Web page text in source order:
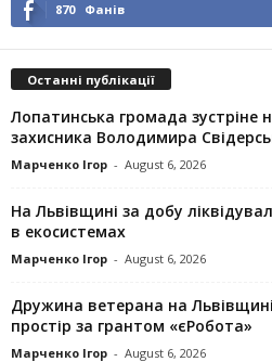
870 Фанів
Останні публікації
Лопатинська громада зустріне
захисника Володимира
Марченко Ігор - August 6, 2026
На Львівщині за добу
в екосистемах
Марченко Ігор - August 6, 2026
Дружина ветерана на
простір за грантом «єРобота»
Марченко Ігор - August 6, 2026